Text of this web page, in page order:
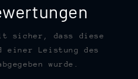
sicher, dass diese
einer Leistung des
wurde.